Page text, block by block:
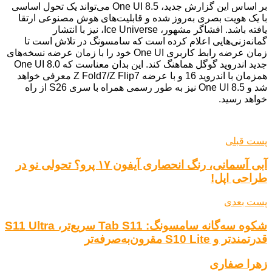
بر اساس این گزارش جدید، One UI 8.5 می‌تواند یک تحول اساسی
با یک هویت بصری به‌روز شده و قابلیت‌های هوش مصنوعی ارتقا
یافته باشد. افشاگر مشهور، Ice Universe، نیز با انتشار
گمانه‌زنی‌هایی اعلام کرده است که سامسونگ در تلاش است تا
زمان عرضه رابط کاربری One UI خود را با زمان عرضه نسخه‌های
جدید اندروید گوگل هماهنگ کند. این بدان معناست که One UI 8.0
همزمان با اندروید 16 و با عرضه Z Fold7/Z Flip7 معرفی خواهد
شد و One UI 8.5 نیز به طور رسمی همراه با سری S26 از راه
خواهد رسید.
پست قبلی
آبی آسمانی، رنگ انحصاری آیفون ۱۷ پرو؟ تحولی نو در
طراحی اپل!
پست بعدی
شکوه سه‌گانه سامسونگ: Tab S11 سریع‌تر، S11 Ultra
قدرتمندتر و S10 Lite مقرون‌به‌صرفه‌تر
زهرا صفاری